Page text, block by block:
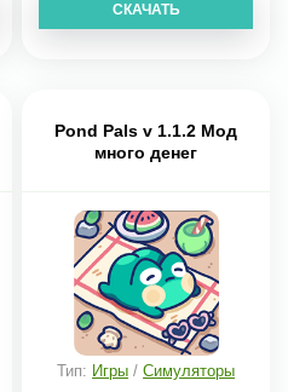
СКАЧАТЬ
Pond Pals v 1.1.2 Мод
много денег
Тип: Игры /Симуляторы